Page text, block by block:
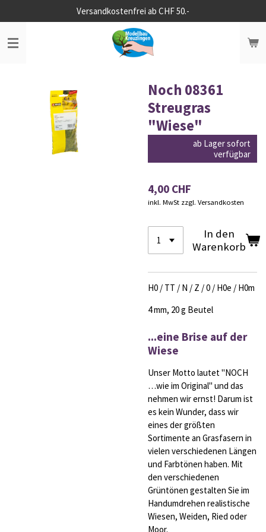
Hauptinhalt
springen
Versandkostenfrei ab CHF 50.-
Noch 08361
Streugras
"Wiese"
ab Lager sofort
verfügbar
4,00 CHF
inkl. MwSt zzgl. Versandkosten
In den
Warenkorb
H0 / TT / N / Z / 0 / H0e / H0m
4 mm, 20 g Beutel
...eine Brise auf der
Wiese
Unser Motto lautet "NOCH
…wie im Original" und das
nehmen wir ernst! Darum ist
es kein Wunder, dass wir
eines der größten
Sortimente an Grasfasern in
vielen verschiedenen Längen
und Farbtönen haben. Mit
den verschiedenen
Grüntönen gestalten Sie im
Handumdrehen realistische
Wiesen, Weiden, Ried oder
Moor.